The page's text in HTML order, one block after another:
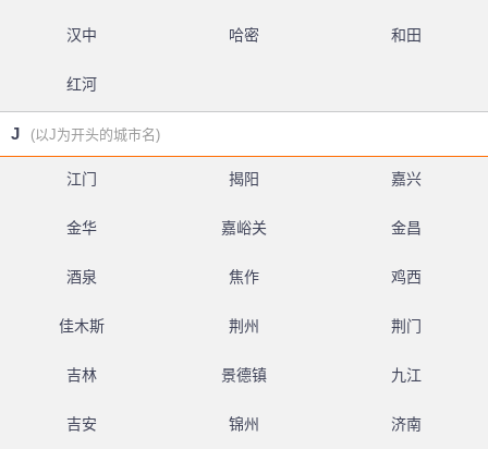
汉中 哈密 和田
红河
J (以J为开头的城市名)
江门 揭阳 嘉兴
金华 嘉峪关 金昌
酒泉 焦作 鸡西
佳木斯 荆州 荆门
吉林 景德镇 九江
吉安 锦州 济南